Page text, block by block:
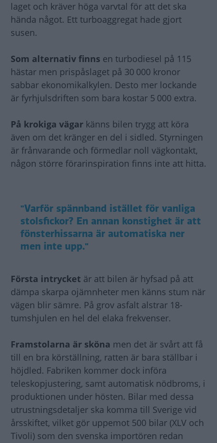
laget och kräver höga varvtal för att det ska
hända något. Ett turboaggregat hade gjort
susen.
Som alternativ finns en turbodiesel på 115
hästar men prispåslaget på 30 000 kronor
sabbar ekonomikalkylen. Desto mer lockande
är fyrhjulsdriften som bara kostar 5 000 extra.
På krokiga vägar känns bilen trygg att köra
även om det kränger en del i sidled. Styrningen
är frånvarande och förmedlar noll vägkontakt,
någon större förarinspiration finns inte att hitta.
"Varför spännband istället för vanliga
stolsfickor? En annan konstighet är att
fönsterhissarna är automatiska ner
men inte upp."
Första intrycket är att bilen är hyfsad på att
dämpa skarpa ojämnheter men känns stum när
vägen blir sämre. På grov asfalt alstrar 18-
tumshjulen en hel del elaka frekvenser.
Framstolarna är sköna men det är svårt att få
till en bra körställning, ratten är bara ställbar i
höjdled. Fabriken kommer dock införa
teleskopjustering, samt automatisk nödbroms, i
produktionen under hösten. Bilar med dessa
utrustningsdetaljer ska komma till Sverige vid
årsskiftet, vilket gör uppemot 500 bilar (XLV och
Tivoli) som den svenska importören redan